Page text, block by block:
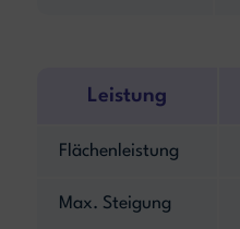
Leistung
Flächenleistung
Max. Steigung